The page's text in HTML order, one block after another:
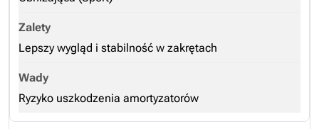
Lepszy wygląd i stabilność w zakrętach
Ryzyko uszkodzenia amortyzatorów